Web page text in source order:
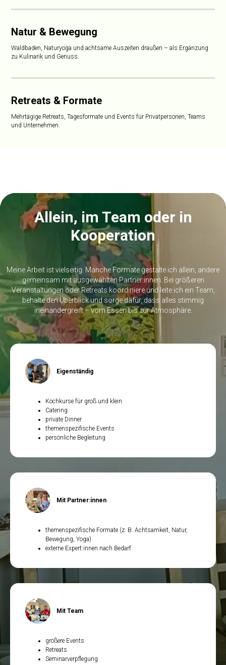
Natur & Bewegung
Waldbaden, Naturyoga und achtsame Auszeiten draußen – als Ergänzung
zu Kulinarik und Genuss.
Retreats & Formate
Mehrtägige Retreats, Tagesformate und Events für Privatpersonen, Teams
und Unternehmen.
Allein, im Team oder in
Kooperation
Meine Arbeit ist vielseitig. Manche Formate gestalte ich allein, andere
gemeinsam mit ausgewählten Partner:innen. Bei größeren
Veranstaltungen oder Retreats koordiniere und leite ich ein Team,
behalte den Überblick und sorge dafür, dass alles stimmig
ineinandergreift – vom Essen bis zur Atmosphäre.
Eigenständig
Kochkurse für groß und klein
Catering
private Dinner
themenspezifische Events
persönliche Begleitung
Mit Partner:innen
themenspezifische Formate (z. B. Achtsamkeit, Natur,
Bewegung, Yoga)
externe Expert:innen nach Bedarf
Mit Team
größere Events
Retreats
Seminarverpflegung